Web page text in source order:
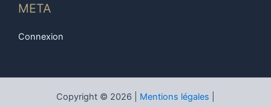
META
Connexion
Copyright © 2026 | Mentions légales